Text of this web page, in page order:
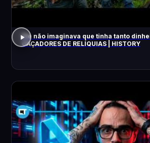
Ele não imaginava que tinha tanto
CAÇADORES DE RELÍQUIAS | HISTORY